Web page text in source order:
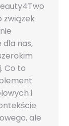
związek
dla nas,
Co to
i
ale